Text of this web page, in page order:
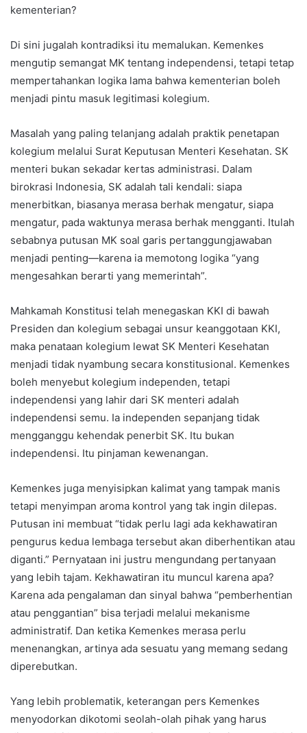
kementerian?
Di sini jugalah kontradiksi itu memalukan. Kemenkes
mengutip semangat MK tentang independensi, tetapi tetap
mempertahankan logika lama bahwa kementerian boleh
menjadi pintu masuk legitimasi kolegium.
Masalah yang paling telanjang adalah praktik penetapan
kolegium melalui Surat Keputusan Menteri Kesehatan. SK
menteri bukan sekadar kertas administrasi. Dalam
birokrasi Indonesia, SK adalah tali kendali: siapa
menerbitkan, biasanya merasa berhak mengatur, siapa
mengatur, pada waktunya merasa berhak mengganti. Itulah
sebabnya putusan MK soal garis pertanggungjawaban
menjadi penting—karena ia memotong logika “yang
mengesahkan berarti yang memerintah”.
Mahkamah Konstitusi telah menegaskan KKI di bawah
Presiden dan kolegium sebagai unsur keanggotaan KKI,
maka penataan kolegium lewat SK Menteri Kesehatan
menjadi tidak nyambung secara konstitusional. Kemenkes
boleh menyebut kolegium independen, tetapi
independensi yang lahir dari SK menteri adalah
independensi semu. Ia independen sepanjang tidak
mengganggu kehendak penerbit SK. Itu bukan
independensi. Itu pinjaman kewenangan.
Kemenkes juga menyisipkan kalimat yang tampak manis
tetapi menyimpan aroma kontrol yang tak ingin dilepas.
Putusan ini membuat “tidak perlu lagi ada kekhawatiran
pengurus kedua lembaga tersebut akan diberhentikan atau
diganti.” Pernyataan ini justru mengundang pertanyaan
yang lebih tajam. Kekhawatiran itu muncul karena apa?
Karena ada pengalaman dan sinyal bahwa “pemberhentian
atau penggantian” bisa terjadi melalui mekanisme
administratif. Dan ketika Kemenkes merasa perlu
menenangkan, artinya ada sesuatu yang memang sedang
diperebutkan.
Yang lebih problematik, keterangan pers Kemenkes
menyodorkan dikotomi seolah-olah pihak yang harus